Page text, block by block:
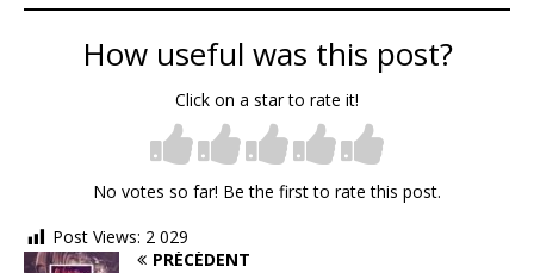
How useful was this post?
Click on a star to rate it!
No votes so far! Be the first to rate this post.
Post Views: 2 029
PRÉCÉDENT